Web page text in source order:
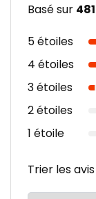
Basé sur 481
5 étoiles
4 étoiles
3 étoiles
2 étoiles
1 étoile
Trier les avis